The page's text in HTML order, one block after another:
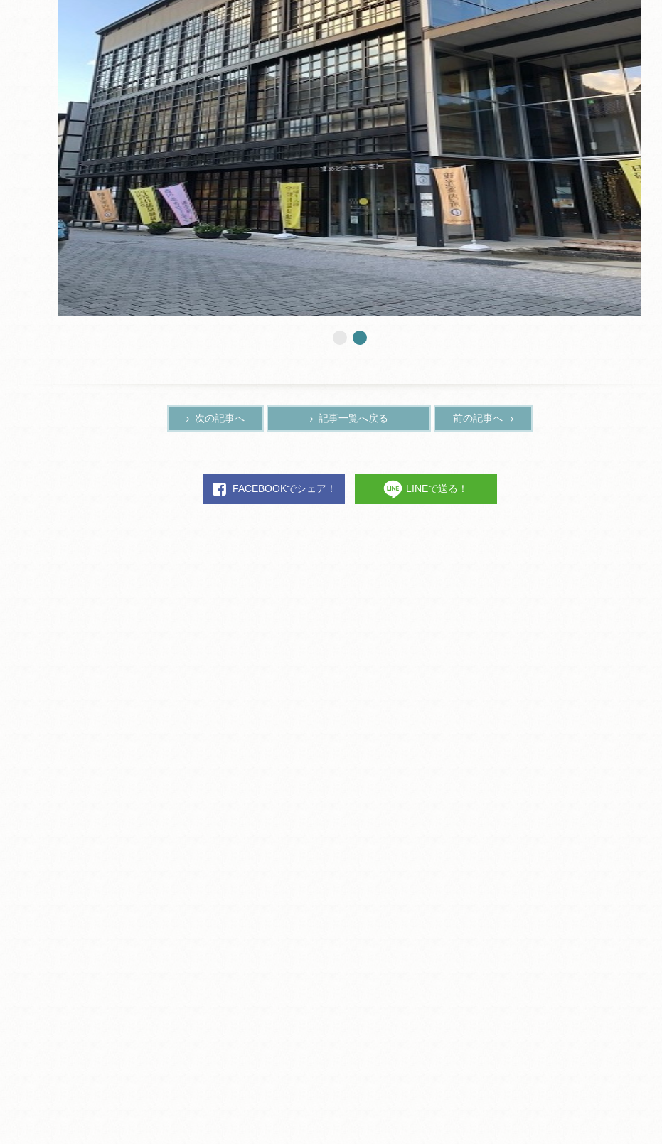
次の記事へ 記事一覧へ戻る 前の記事へ
FACEBOOKでシェア！ LINEで送る！